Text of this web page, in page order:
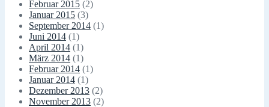
Februar 2015 (2)
Januar 2015 (3)
September 2014 (1)
Juni 2014 (1)
April 2014 (1)
März 2014 (1)
Februar 2014 (1)
Januar 2014 (1)
Dezember 2013 (2)
November 2013 (2)